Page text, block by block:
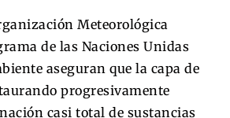
Meteorológica
de las Naciones Unidas
aseguran que la capa de
progresivamente
casi total de sustancias